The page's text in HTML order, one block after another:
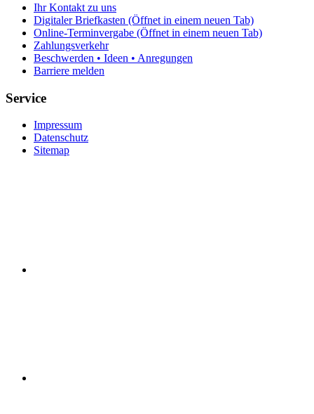
Ihr Kontakt zu uns
Digitaler Briefkasten (Öffnet in einem neuen Tab)
Online-Terminvergabe (Öffnet in einem neuen Tab)
Zahlungsverkehr
Beschwerden • Ideen • Anregungen
Barriere melden
Service
Impressum
Datenschutz
Sitemap